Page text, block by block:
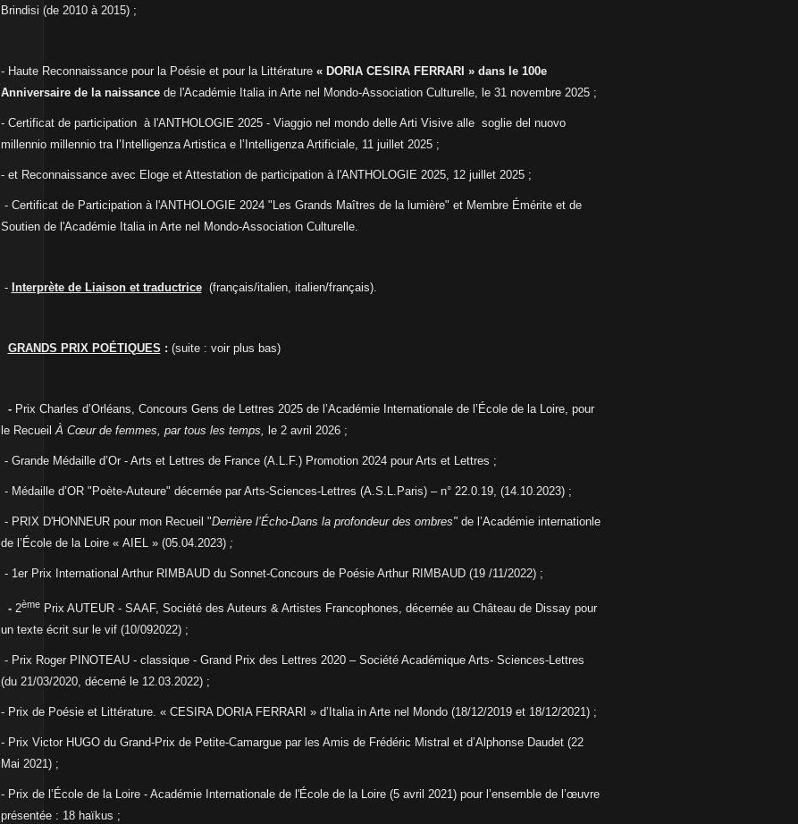
Brindisi (de 2010 à 2015) ;
- Haute Reconnaissance pour la Poésie et pour la Littérature « DORIA CESIRA FERRARI » dans le 100e
Anniversaire de la naissance de l'Académie Italia in Arte nel Mondo-Association Culturelle, le 31 novembre 2025 ;
- Certificat de participation à l'ANTHOLOGIE 2025 - Viaggio nel mondo delle Arti Visive alle soglie del nuovo
millennio millennio tra l’Intelligenza Artistica e l’Intelligenza Artificiale, 11 juillet 2025 ;
- et Reconnaissance avec Eloge et Attestation de participation à l'ANTHOLOGIE 2025, 12 juillet 2025 ;
- Certificat de Participation à l'ANTHOLOGIE 2024 "Les Grands Maîtres de la lumière" et Membre Émérite et de
Soutien de l'Académie Italia in Arte nel Mondo-Association Culturelle.
- Interprète de Liaison et traductrice(français/italien, italien/français).
GRANDS PRIX POÉTIQUES : (suite : voir plus bas)
- Prix Charles d’Orléans, Concours Gens de Lettres 2025 de l’AcadémieInternationale de l’École de la Loire, pour
le RecueilÀ Cœurde femmes, par tous les temps, le 2 avril 2026 ;
- Grande Médaille d’Or - Arts et Lettres de France (A.L.F.) Promotion 2024 pour Arts et Lettres ;
- Médaille d’OR "Poète-Auteure" décernée par Arts-Sciences-Lettres (A.S.L.Paris) – n° 22.0.19, (14.10.2023) ;
- PRIX D'HONNEUR pour mon Recueil "Derrière l’Écho-Dans la profondeur des ombres"de l’Académie internationle
de l’École de la Loire « AIEL » (05.04.2023);
- 1er Prix International Arthur RIMBAUD du Sonnet-Concours de Poésie Arthur RIMBAUD (19 /11/2022) ;
- 2èmePrix AUTEUR - SAAF, Société des Auteurs & Artistes Francophones, décernée au Château de Dissay pour
un texte écrit sur le vif (10/092022) ;
- Prix Roger PINOTEAU - classique - Grand Prix des Lettres 2020 – Société Académique Arts- Sciences-Lettres
(du 21/03/2020, décerné le 12.03.2022) ;
- Prix de Poésie et Littérature. « CESIRA DORIA FERRARI » d’Italia in Arte nel Mondo (18/12/2019 et 18/12/2021) ;
- Prix Victor HUGO du Grand-Prix de Petite-Camargue par les Amis de Frédéric Mistral et d’Alphonse Daudet (22
Mai 2021) ;
- Prix de l’École de la Loire - Académie Internationale de l'École de la Loire (5 avril 2021) pour l’ensemble de l’œuvre
présentée : 18 haïkus ;